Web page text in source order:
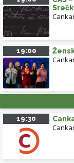
19:00
19:30